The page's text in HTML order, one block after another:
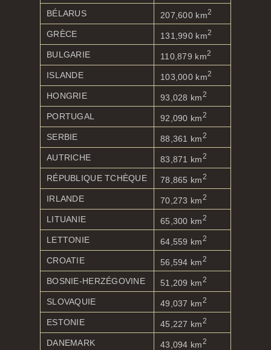
BÉLARUS 207,600 km2
GRÈCE 131,990 km2
BULGARIE 110,879 km2
ISLANDE 103,000 km2
HONGRIE 93,028 km 2
PORTUGAL 92,090 km 2
SERBIE 88,361 km 2
AUTRICHE 83,871 km 2
RÉPUBLIQUE TCHÈQUE 78,865 km 2
IRLANDE 70,273 km 2
LITUANIE 65,300 km 2
LETTONIE 64,559 km 2
CROATIE 56,594 km 2
BOSNIE-HERZÉGOVINE 51,209 km 2
SLOVAQUIE 49,037 km 2
ESTONIE 45,227 km 2
DANEMARK 43,094 km 2